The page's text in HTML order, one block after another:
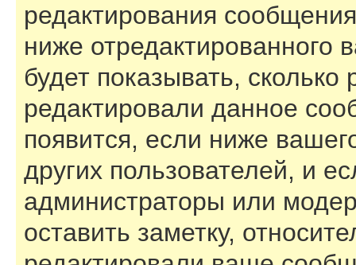
редактирования
ниже
будет показывать,
редактировали данное
появится, если ниже
других пользователей, и
администраторы или
оставить заметку,